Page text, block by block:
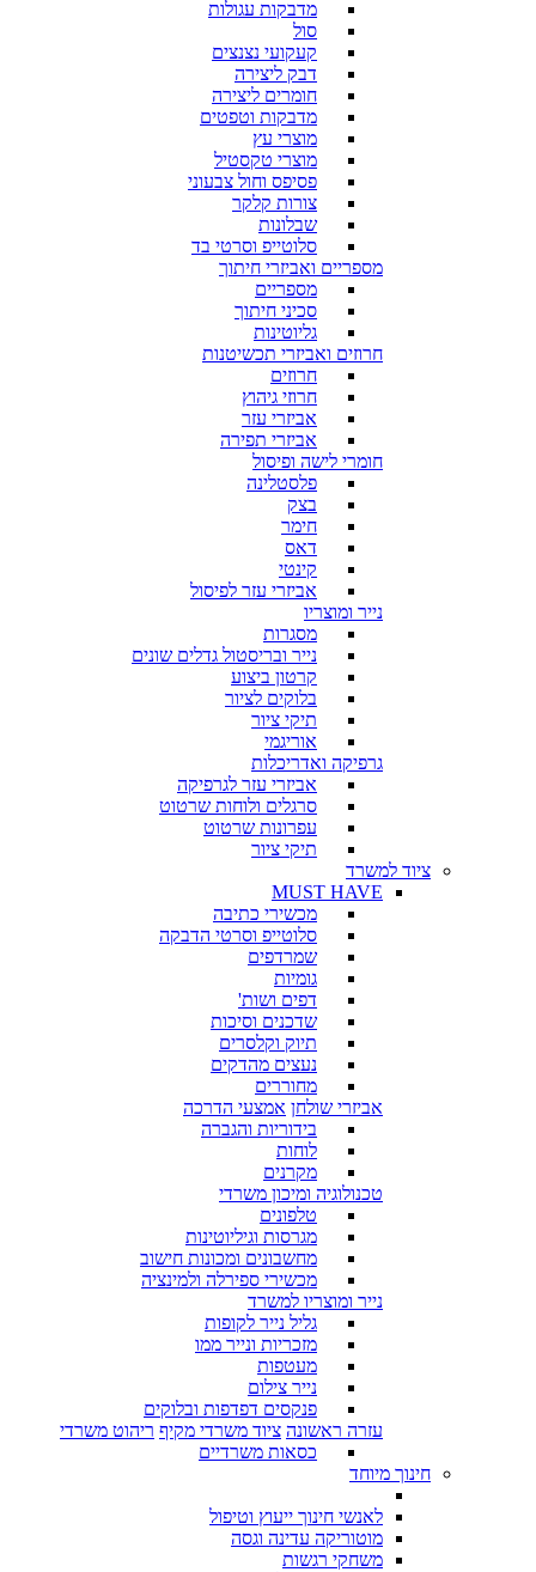
מדבקות עגולות
סול
קעקועי נצנצים
דבק ליצירה
חומרים ליצירה
מדבקות וטפטים
מוצרי עץ
מוצרי טקסטיל
פסיפס וחול צבעוני
צורות קלקר
שבלונות
סלוטייפ וסרטי בד
מספריים ואביזרי חיתוך
מספריים
סכיני חיתוך
גליוטינות
חרוזים ואביזרי תכשיטנות
חרוזים
חרוזי גיהוץ
אביזרי עזר
אביזרי תפירה
חומרי לישה ופיסול
פלסטלינה
בצק
חימר
דאס
קינטי
אביזרי עזר לפיסול
נייר ומוצריו
מסגרות
נייר ובריסטול גדלים שונים
קרטון ביצוע
בלוקים לציור
תיקי ציור
אוריגמי
גרפיקה ואדריכלות
אביזרי עזר לגרפיקה
סרגלים ולוחות שרטוט
עפרונות שרטוט
תיקי ציור
ציוד למשרד
MUST HAVE
מכשירי כתיבה
סלוטייפ וסרטי הדבקה
שמרדפים
גומיות
דפים ושות'
שדכנים וסיכות
תיוק וקלסרים
נעצים מהדקים
מחוררים
אביזרי שולחן אמצעי הדרכה
בידוריות והגברה
לוחות
מקרנים
טכנולוגיה ומיכון משרדי
טלפונים
מגרסות וגיליוטינות
מחשבונים ומכונות חישוב
מכשירי ספירלה ולמינציה
נייר ומוצריו למשרד
גליל נייר לקופות
מזכריות ונייר ממו
מעטפות
נייר צילום
פנקסים דפדפות ובלוקים
עזרה ראשונה ציוד משרדי מקיף ריהוט משרדי
כסאות משרדיים
חינוך מיוחד
לאנשי חינוך ייעוץ וטיפול
מוטוריקה עדינה וגסה
משחקי רגשות